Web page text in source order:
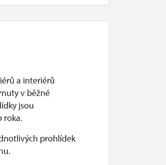
a interiérů
v běžné
jsou
roka.
prohlídek